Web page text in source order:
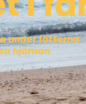
under fötterna
hjärnan